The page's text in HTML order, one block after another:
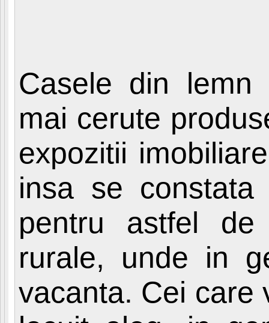
Casele din
mai cerute
expozitii
insa se
pentru astfel
rurale, unde in
vacanta. Cei care